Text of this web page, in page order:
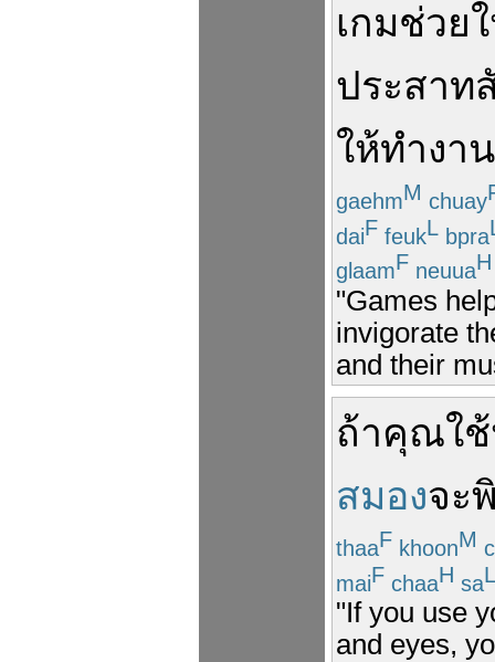
เกมช่วย
ประสาท
ให้ทำงาน
gaehmM chuay
daiF feukL bpra
glaamF neuuaH
"Games
invigorate
and their
ถ้าคุณใช้
สมองจะ
thaaF khoonM
maiF chaaH saL
"If you use
and eyes,